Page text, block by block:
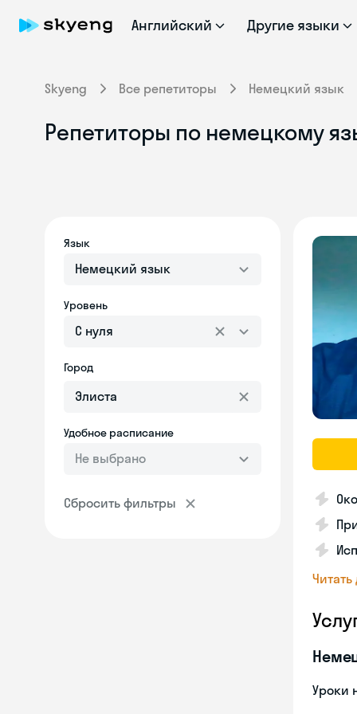
Английский Другие языки
Skyeng Все репетиторы Немецкий язык
Репетиторы по немецкому
Язык
Немецкий язык
Уровень
С нуля
Город
Удобное расписание
Не выбрано
Сбросить фильтры
Уроки